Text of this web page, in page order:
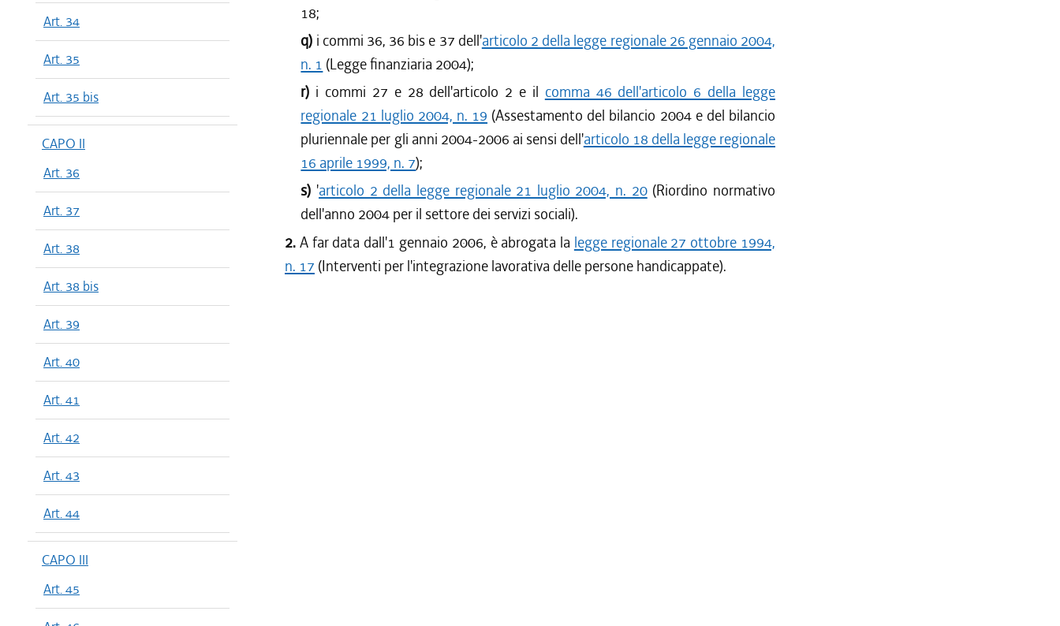
Art. 34
Art. 35
Art. 35 bis
CAPO II
Art. 36
Art. 37
Art. 38
Art. 38 bis
Art. 39
Art. 40
Art. 41
Art. 42
Art. 43
Art. 44
CAPO III
Art. 45
18;
q) i commi 36, 36 bis e 37 dell'articolo 2 della legge regionale 26 gennaio 2004,
n. 1 (Legge finanziaria 2004);
r) i commi 27 e 28 dell'articolo 2 e il comma 46 dell'articolo 6 della legge
regionale 21 luglio 2004, n. 19 (Assestamento del bilancio 2004 e del bilancio
pluriennale per gli anni 2004-2006 ai sensi dell'articolo 18 della legge regionale
16 aprile 1999, n. 7);
s) 'articolo 2 della legge regionale 21 luglio 2004, n. 20(Riordino normativo
dell'anno 2004 per il settore dei servizi sociali).
2. A far data dall'1 gennaio 2006, è abrogata la legge regionale 27 ottobre 1994,
n. 17 (Interventi per l'integrazione lavorativa delle persone handicappate).